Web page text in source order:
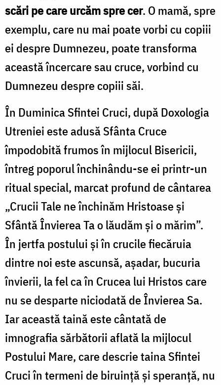
scări pe care urcăm spre cer. O mamă, spre
exemplu, care nu mai poate vorbi cu copiii
ei despre Dumnezeu, poate transforma
această încercare sau cruce, vorbind cu
Dumnezeu despre copiii săi.
În Duminica Sfintei Cruci, după Doxologia
Utreniei este adusă Sfânta Cruce
împodobită frumos în mijlocul Bisericii,
întreg poporul închinându-se ei printr-un
ritual special, marcat profund de cântarea
„Crucii Tale ne închinăm Hristoase și
Sfântă Învierea Ta o lăudăm și o mărim”.
În jertfa postului și în crucile fiecăruia
dintre noi este ascunsă, așadar, bucuria
învierii, la fel ca în Crucea lui Hristos care
nu se desparte niciodată de Învierea Sa.
Iar această taină este cântată de
imnografia sărbătorii aflată la mijlocul
Postului Mare, care descrie taina Sfintei
Cruci în termeni de biruință și speranță, nu